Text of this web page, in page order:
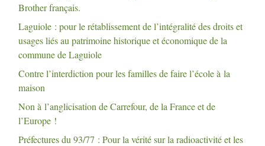
Brother français.
Laguiole : pour le rétablissement de l’intégralité des droits et
usages liés au patrimoine historique et économique de la
commune de Laguiole
Contre l’interdiction pour les familles de faire l’école à la
maison
Non à l’anglicisation de Carrefour, de la France et de
l’Europe !
Préfectures du 93/77 : Pour la vérité sur la radioactivité et les